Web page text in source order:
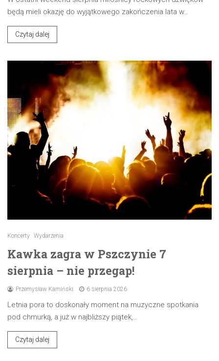
będą mieli okazję do wyjątkowego zakończenia lata w…
Czytaj dalej
Koncerty Wydarzenia
Kawka zagra w Pszczynie 7
sierpnia – nie przegap!
Przemysław Kamiński 6 sierpnia 2026
Letnia pora to doskonały moment na muzyczne spotkania
pod chmurką, a już w najbliższy piątek,…
Czytaj dalej